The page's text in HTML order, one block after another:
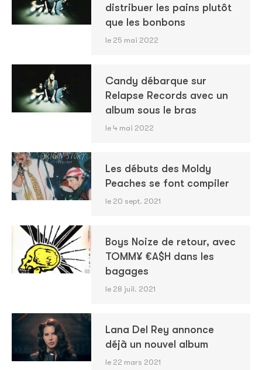
distribuer les pains plutôt
que les bonbons
le 25 mai 2022
Candy débarque sur
Relapse Records avec un
album sous le bras
le 4 mai 2022
Les débuts des Moldy
Peaches se font compiler
le 20 sept. 2021
Boys Noize de retour, avec
TOMM¥ €A$H dans les
bagages
le 28 juil. 2021
Lana Del Rey annonce
déjà un nouvel album
le 22 mars 2021